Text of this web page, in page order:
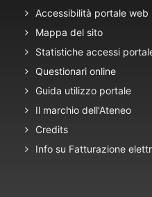
Accessibilità portale web
Mappa del sito
Statistiche accessi
Questionari online
Guida utilizzo portale
Il marchio dell'Ateneo
Credits
Info su Fatturazione